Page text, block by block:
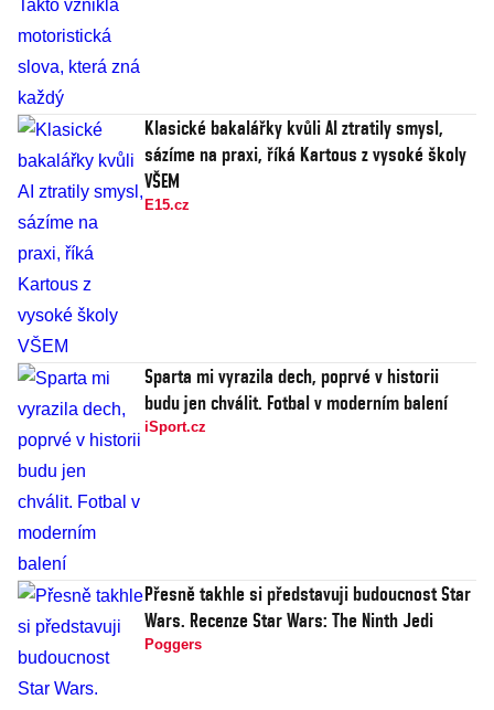
Klasické bakalářky kvůli AI ztratily smysl,
sázíme na praxi, říká Kartous z vysoké školy
VŠEM
E15.cz
Sparta mi vyrazila dech, poprvé v historii
budu jen chválit. Fotbal v moderním balení
iSport.cz
Přesně takhle si představuji budoucnost Star
Wars. Recenze Star Wars: The Ninth Jedi
Poggers